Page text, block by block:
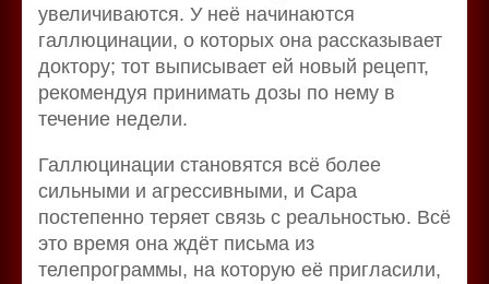
увеличиваются. У неё начинаются
галлюцинации, о которых она рассказывает
доктору; тот выписывает ей новый рецепт,
рекомендуя принимать дозы по нему в
течение недели.
Галлюцинации становятся всё более
сильными и агрессивными, и Сара
постепенно теряет связь с реальностью. Всё
это время она ждёт письма из
телепрограммы, на которую её пригласили,